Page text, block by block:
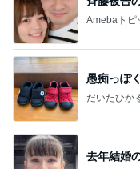
Amebaトピ
愚痴っぽ
だいたひか
去年結婚